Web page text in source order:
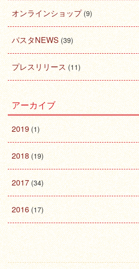
オンラインショップ(9)
パスタNEWS(39)
プレスリリース(11)
アーカイブ
2019(1)
2018(19)
2017(34)
2016(17)